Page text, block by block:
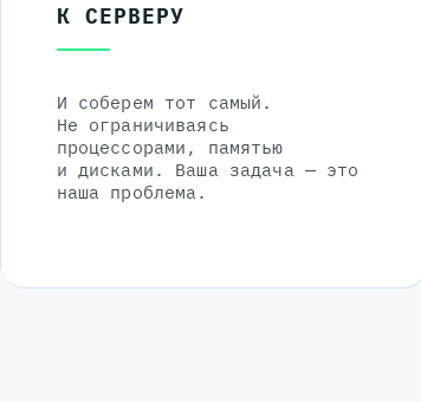
К СЕРВЕРУ
И соберем тот самый.
Не ограничиваясь
процессорами, памятью
и дисками. Ваша задача — это
наша проблема.